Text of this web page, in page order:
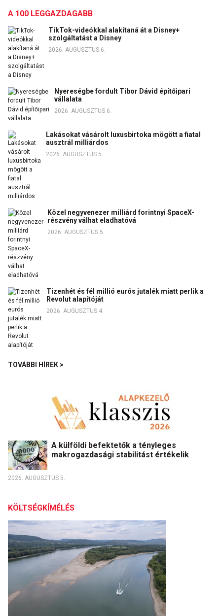
A 100 LEGGAZDAGABB
TikTok-videókkal alakítaná át a Disney+
szolgáltatást a Disney
2026. AUGUSZTUS 6.
Nyereségbe fordult Tibor Dávid építőipari
vállalata
2026. AUGUSZTUS 6.
Lakásokat vásárolt luxusbirtoka mögött a fiatal
ausztrál milliárdos
2026. AUGUSZTUS 5.
Közel negyvenezer milliárd forintnyi SpaceX-
részvény válhat eladhatóvá
2026. AUGUSZTUS 5.
Tizenhét és fél millió eurós jutalék miatt perlik a
Revolut alapítóját
2026. AUGUSZTUS 4.
TOVÁBBI HÍREK >
A külföldi befektetők a tényleges
makrogazdasági stabilitást értékelik
2026. AUGUSZTUS 5.
KÖLTSÉGKÍMÉLÉS